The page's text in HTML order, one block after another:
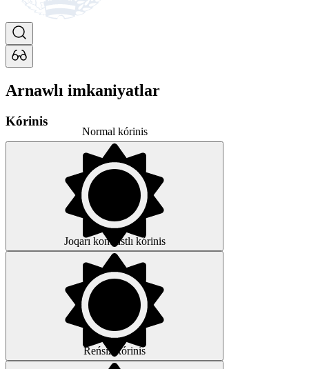
Arnawlı imkaniyatlar
Kórinis
Normal kórinis
Joqarı kontrastlı kórinis
Reńsiz kórinis